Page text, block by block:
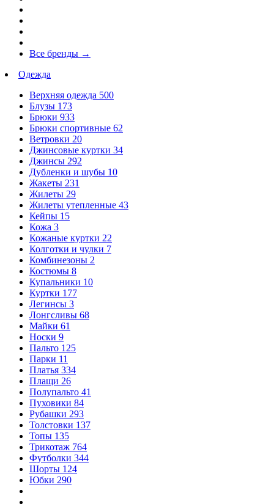
Все бренды →
Одежда
Верхняя одежда 500
Блузы 173
Брюки 933
Брюки спортивные 62
Ветровки 20
Джинсовые куртки 34
Джинсы 292
Дубленки и шубы 10
Жакеты 231
Жилеты 29
Жилеты утепленные 43
Кейпы 15
Кожа 3
Кожаные куртки 22
Колготки и чулки 7
Комбинезоны 2
Костюмы 8
Купальники 10
Куртки 177
Легинсы 3
Лонгсливы 68
Майки 61
Носки 9
Пальто 125
Парки 11
Платья 334
Плащи 26
Полупальто 41
Пуховики 84
Рубашки 293
Толстовки 137
Топы 135
Трикотаж 764
Футболки 344
Шорты 124
Юбки 290